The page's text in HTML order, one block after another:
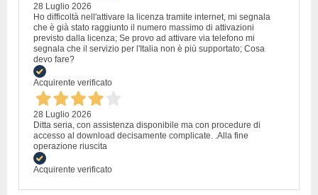
28 Luglio 2026
Ho difficoltà nell'attivare la licenza tramite internet, mi segnala
che è già stato raggiunto il numero massimo di attivazioni
previsto dalla licenza; Se provo ad attivare via telefono mi
segnala che il servizio per l'Italia non è più supportato; Cosa
devo fare?
Acquirente verificato
28 Luglio 2026
Ditta seria, con assistenza disponibile ma con procedure di
accesso al download decisamente complicate. .Alla fine
operazione riuscita
Acquirente verificato